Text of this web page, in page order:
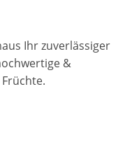
Ihr zuverlässiger
&